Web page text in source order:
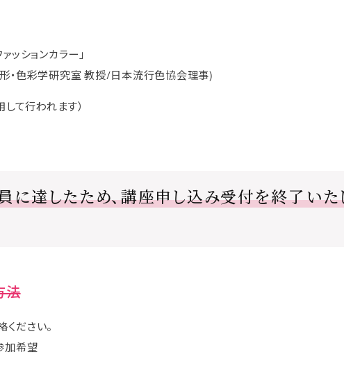
ッションカラー」
・色彩学研究室 教授/日本流行色協会理事)
て行われます）
に達したため、講座申し込み受付を終了いた
法
ださい。
加希望